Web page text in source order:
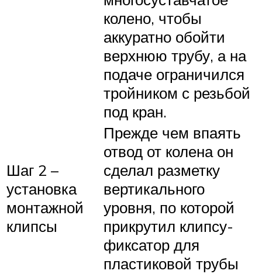
колено, чтобы
аккуратно обойти
верхнюю трубу, а на
подаче ограничился
тройником с резьбой
под кран.
Шаг 2 –
установка
монтажной
клипсы
Прежде чем впаять
отвод от колена он
сделал разметку
вертикального
уровня, по которой
прикрутил клипсу-
фиксатор для
пластиковой трубы